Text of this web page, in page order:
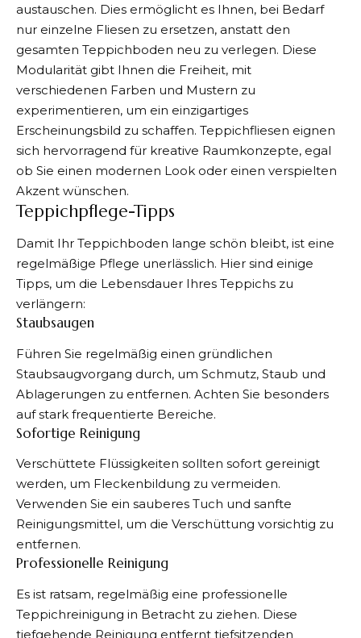
austauschen. Dies ermöglicht es Ihnen, bei Bedarf
nur einzelne Fliesen zu ersetzen, anstatt den
gesamten Teppichboden neu zu verlegen. Diese
Modularität gibt Ihnen die Freiheit, mit
verschiedenen Farben und Mustern zu
experimentieren, um ein einzigartiges
Erscheinungsbild zu schaffen. Teppichfliesen eignen
sich hervorragend für kreative Raumkonzepte, egal
ob Sie einen modernen Look oder einen verspielten
Akzent wünschen.
Teppichpflege-Tipps
Damit Ihr Teppichboden lange schön bleibt, ist eine
regelmäßige Pflege unerlässlich. Hier sind einige
Tipps, um die Lebensdauer Ihres Teppichs zu
verlängern:
Staubsaugen
Führen Sie regelmäßig einen gründlichen
Staubsaugvorgang durch, um Schmutz, Staub und
Ablagerungen zu entfernen. Achten Sie besonders
auf stark frequentierte Bereiche.
Sofortige Reinigung
Verschüttete Flüssigkeiten sollten sofort gereinigt
werden, um Fleckenbildung zu vermeiden.
Verwenden Sie ein sauberes Tuch und sanfte
Reinigungsmittel, um die Verschüttung vorsichtig zu
entfernen.
Professionelle Reinigung
Es ist ratsam, regelmäßig eine professionelle
Teppichreinigung in Betracht zu ziehen. Diese
tiefgehende Reinigung entfernt tiefsitzenden